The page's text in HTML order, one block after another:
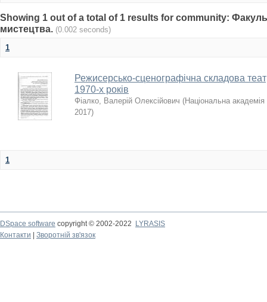
Showing 1 out of a total of 1 results for community:
мистецтва. (0.002 seconds)
1
Режисерсько-сценографічна складова
1970-х років
Фіалко, Валерій Олексійович (Національна академія
2017)
1
DSpace software copyright © 2002-2022
LYRASIS
Контакти
Зворотній зв'язок